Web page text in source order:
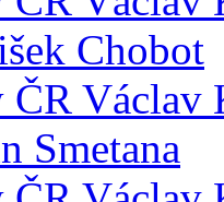
Chobot
ČR Václav
Smetana